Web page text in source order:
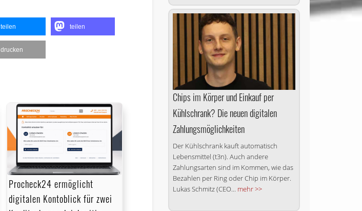
teilen teilen
drucken
Procheck24 ermöglicht
digitalen Kontoblick für zwei
Chips im Körper und Einkauf per
Kühlschrank? Die neuen digitalen
Zahlungsmöglichkeiten
Der Kühlschrank kauft automatisch
Lebensmittel (t3n). Auch andere
Zahlungsarten sind im Kommen, wie das
Bezahlen per Ring oder Chip im Körper.
Lukas Schmitz (CEO... mehr >>